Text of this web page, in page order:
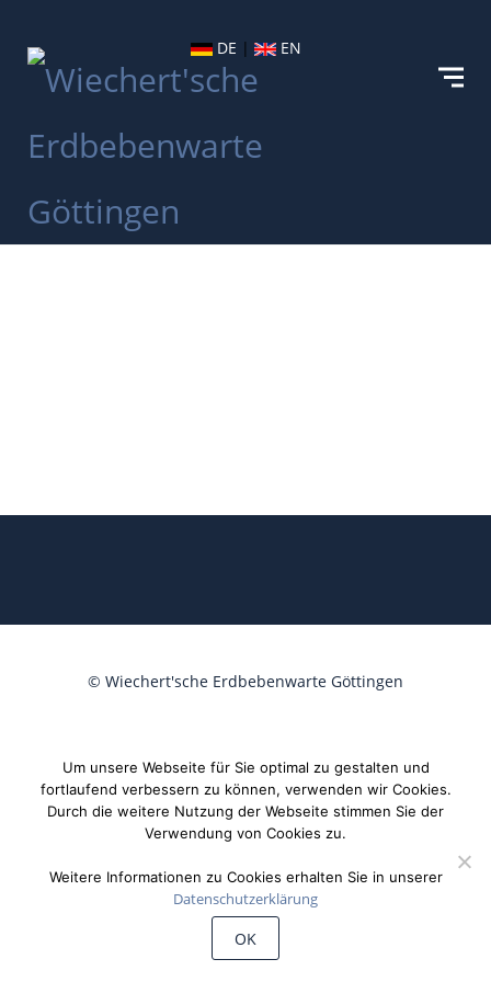
DE | EN
© Wiechert'sche Erdbebenwarte Göttingen
Um unsere Webseite für Sie optimal zu gestalten und
fortlaufend verbessern zu können, verwenden wir Cookies.
Durch die weitere Nutzung der Webseite stimmen Sie der
Verwendung von Cookies zu.
Weitere Informationen zu Cookies erhalten Sie in unserer
Datenschutzerklärung
OK